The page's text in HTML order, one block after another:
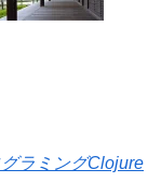
ラミングClojure